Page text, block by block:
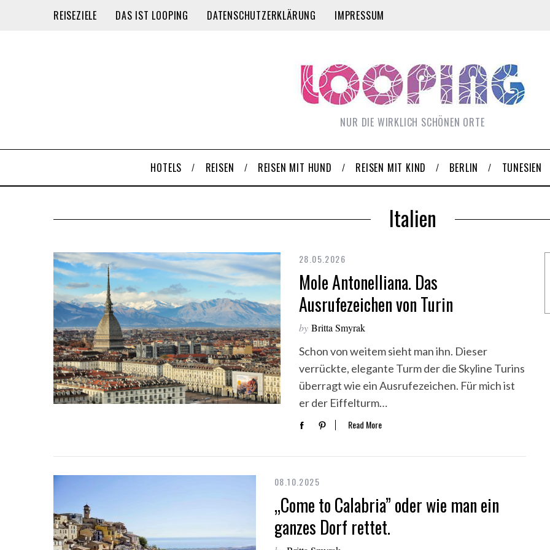
REISEZIELE DAS IST LOOPING DATENSCHUTZERKLÄRUNG IMPRESSUM
NUR DIE WIRKLICH SCHÖNEN ORTE
HOTELS REISEN REISEN MIT HUND REISEN MIT KIND BERLIN TUNESIEN
Italien
28.05.2026
Mole Antonelliana. Das
Ausrufezeichen von Turin
by Britta Smyrak
Schon von weitem sieht man ihn. Dieser
verrückte, elegante Turm der die Skyline Turins
überragt wie ein Ausrufezeichen. Für mich ist
er der Eiffelturm…
Read More
08.10.2025
„Come to Calabria” oder wie man ein
ganzes Dorf rettet.